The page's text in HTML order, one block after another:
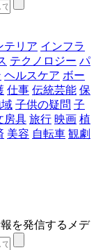
テリア インフラ
テクノロジー パ
ヘルスケア ボー
仕事 伝統芸能 保
子供の疑問 子
房具 旅行 映画 植
美容 自転車 観劇
を発信するメデ